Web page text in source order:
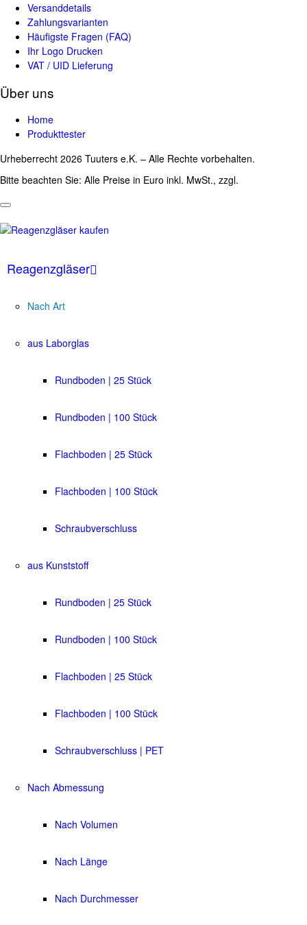
Versanddetails
Zahlungsvarianten
Häufigste Fragen (FAQ)
Ihr Logo Drucken
VAT / UID Lieferung
Über uns
Home
Produkttester
Urheberrecht 2026 Tuuters e.K. – Alle Rechte vorbehalten.
Bitte beachten Sie: Alle Preise in Euro inkl. MwSt., zzgl.
Reagenzgläser
Nach Art
aus Laborglas
Rundboden | 25 Stück
Rundboden | 100 Stück
Flachboden | 25 Stück
Flachboden | 100 Stück
Schraubverschluss
aus Kunststoff
Rundboden | 25 Stück
Rundboden | 100 Stück
Flachboden | 25 Stück
Flachboden | 100 Stück
Schraubverschluss | PET
Nach Abmessung
Nach Volumen
Nach Länge
Nach Durchmesser